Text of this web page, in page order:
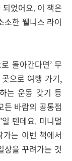
되었어요. 이 책은
소한 웰니스 라이
돌아간다면’ 무
으로 여행 가기,
는 운동 갖기 등
든 바람의 공통점
텐데요. 미니멀
는 이번 책에서
상을 꾸려가는 것